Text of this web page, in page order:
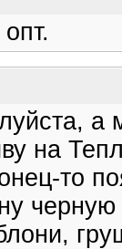
а
на
то